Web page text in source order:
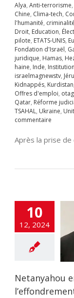
JUDAISME
Justice
Kurdistan
Adom Maroc
News1 Offres
otages
juive Pogrom
Qatar
judiciaire
Séries Sionisme
TSAHAL
Unités spéciales
Yémen
Alya, Anti-terrorisme,
Chine, Clima-tech,
l'humanité,
Droit, Education,
pilote, ETATS-UNIS,
Fondation d'Israël,
juridique, Hamas,
haine, Inde,
israelmagnewstv,
Kidnappés, Kurdistan
Offres d'emploi,
Qatar, Réforme
TSAHAL, Ukraine,
commentaire
Après la prise de
10
12, 2024
en
de presse :
est un échec
pour
l’Iran. »
LA UNE Accords
Accords
israélo-
ACTUALITES
Antisémitisme
Droit
Education
Elimination
Volant sans
Fatah-Tanzim
Fondation
Hamas
HISTOIRE
Netanyahou